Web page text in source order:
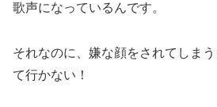
歌声になっているんです。
それなのに、嫌な顔をされてしま
て行かない！